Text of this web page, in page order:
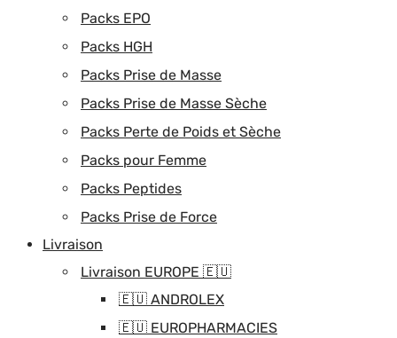
Packs EPO
Packs HGH
Packs Prise de Masse
Packs Prise de Masse Sèche
Packs Perte de Poids et Sèche
Packs pour Femme
Packs Peptides
Packs Prise de Force
Livraison
Livraison EUROPE 🇪🇺
🇪🇺 ANDROLEX
🇪🇺 EUROPHARMACIES